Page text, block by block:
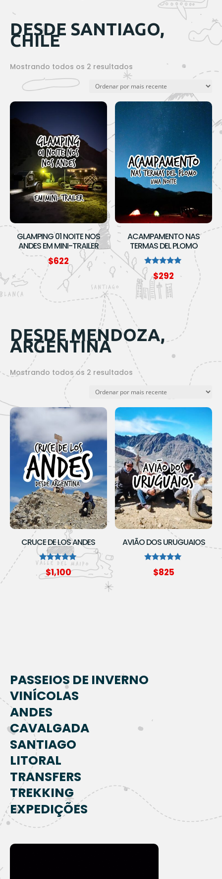
DESDE SANTIAGO,
CHILE
Mostrando todos os 2 resultados Classificado
mais
recente
GLAMPING 01 NOITE NOS
ANDES EM MINI-TRAILER
$622
ACAMPAMENTO NAS
TERMAS DEL PLOMO
Avaliação
5.00
de 5
$292
DESDE MENDOZA,
ARGENTINA
Mostrando todos os 2 resultados Classificado
por
mais
recente
CRUCE DE LOS ANDES
Avaliação
5.00
$1,100
AVIÃO DOS URUGUAIOS
Avaliação
5.00
$825
PASSEIOS DE INVERNO
VINÍCOLAS
ANDES
CAVALGADA
SANTIAGO
LITORAL
TRANSFERS
TREKKING
EXPEDIÇÕES